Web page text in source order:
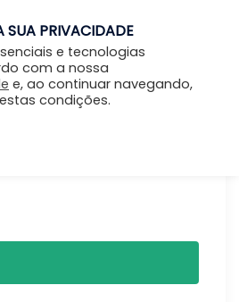
Entrar
SUA PRIVACIDADE
e tecnologias
com a nossa
e, ao continuar navegando,
condições.